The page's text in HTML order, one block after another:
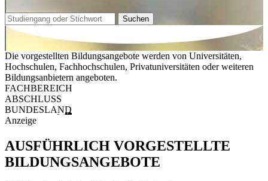
Suchen
Die vorgestellten Bildungsangebote werden von Universitäten,
Hochschulen, Fachhochschulen, Privatuniversitäten oder weiteren
Bildungsanbietern angeboten.
FACHBEREICH
ABSCHLUSS
BUNDESLAND
Anzeige
AUSFÜHRLICH VORGESTELLTE
BILDUNGSANGEBOTE